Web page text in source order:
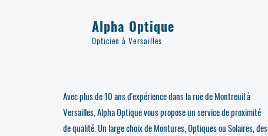
Alpha Optique
Opticien à Versailles
Avec plus de 10 ans d'expérience dans la rue de Montreuil à
Versailles, Alpha Optique vous propose un service de proximité
de qualité. Un large choix de Montures, Optiques ou Solaires, des